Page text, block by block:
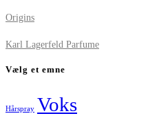
Origins
Karl Lagerfeld Parfume
Vælg et emne
Hårspray Voks